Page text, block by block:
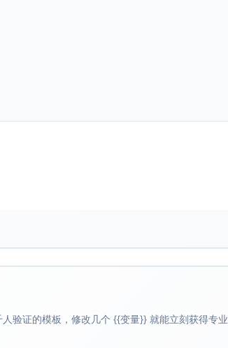
验证的模板，修改几个 {{变量}} 就能立刻获得专业